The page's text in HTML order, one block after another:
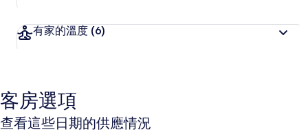
有家的溫度 (6)
客房選項
查看這些日期的供應情況